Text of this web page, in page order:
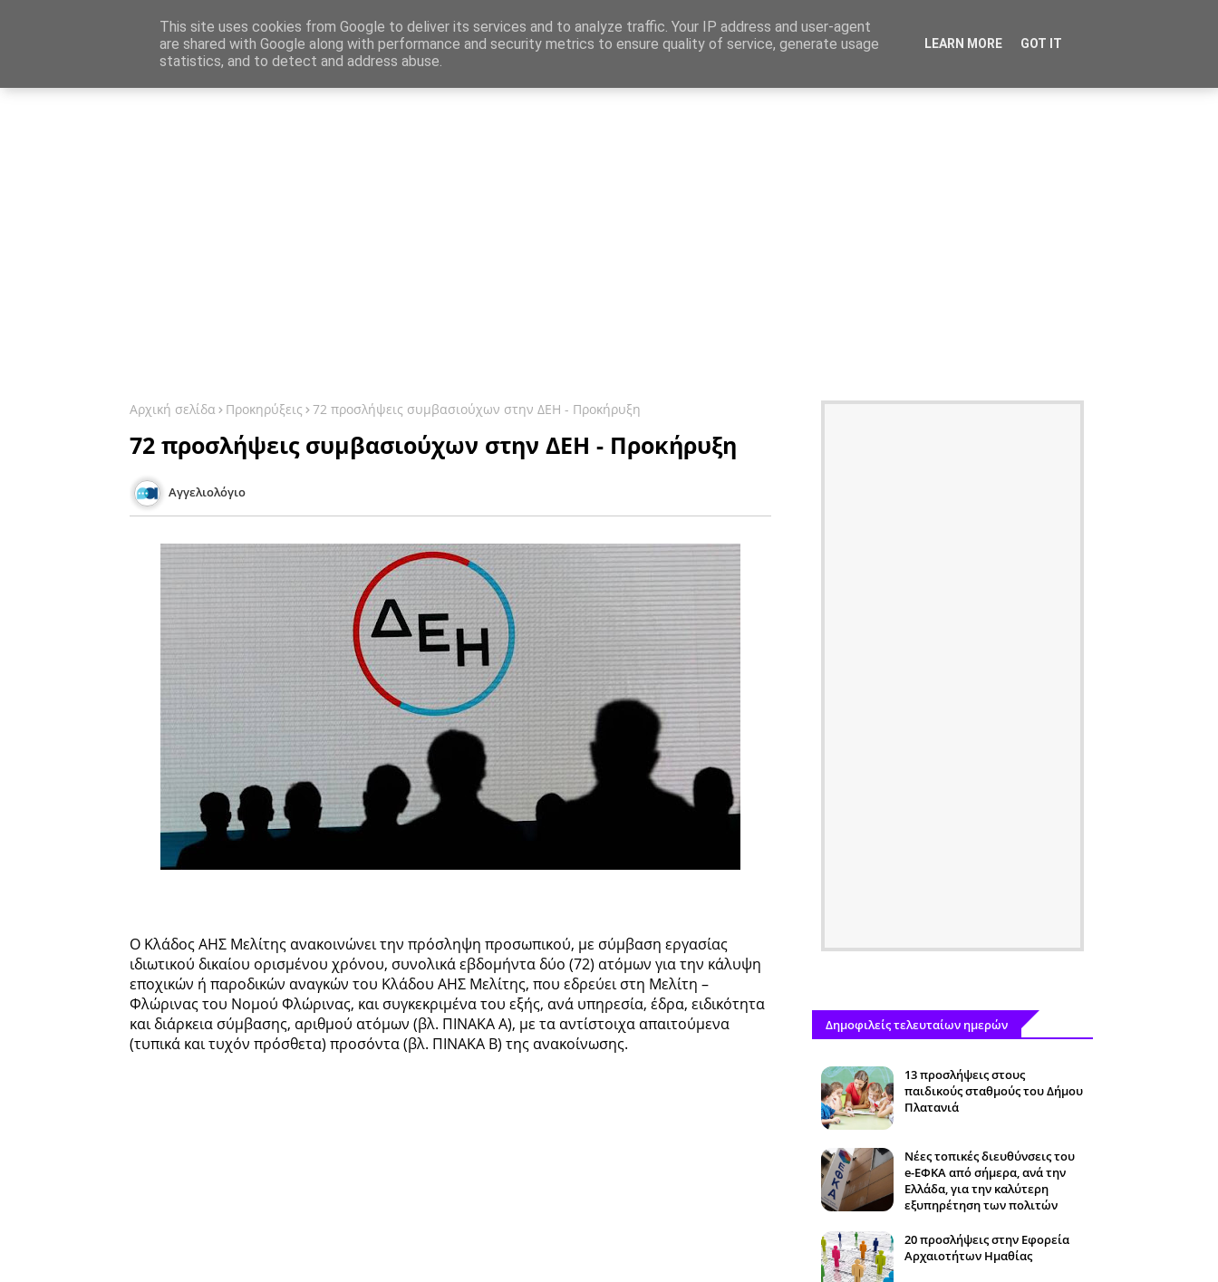
Καταχώρηση Αγγελίας Επικοινωνία Site Map
Ενημέρωση Αγγελίες Εργασίας
Αρχική σελίδα Προκηρύξεις 72 προσλήψεις συμβασιούχων στην ΔΕΗ - Προκήρυξη
72 προσλήψεις συμβασιούχων στην ΔΕΗ - Προκήρυξη
Αγγελιολόγιο
Ο Κλάδος ΑΗΣ Μελίτης ανακοινώνει την πρόσληψη προσωπικού, με σύμβαση εργασίας
ιδιωτικού δικαίου ορισμένου χρόνου, συνολικά εβδομήντα δύο (72) ατόμων για την κάλυψη
εποχικών ή παροδικών αναγκών του Κλάδου ΑΗΣ Μελίτης, που εδρεύει στη Μελίτη –
Φλώρινας του Νομού Φλώρινας, και συγκεκριμένα του εξής, ανά υπηρεσία, έδρα, ειδικότητα
και διάρκεια σύμβασης, αριθμού ατόμων (βλ. ΠΙΝΑΚΑ Α), με τα αντίστοιχα απαιτούμενα
(τυπικά και τυχόν πρόσθετα) προσόντα (βλ. ΠΙΝΑΚΑ Β) της ανακοίνωσης.
Δημοφιλείς τελευταίων ημερών
13 προσλήψεις στους
παιδικούς σταθμούς του Δήμου
Πλατανιά
Νέες τοπικές διευθύνσεις του
e-ΕΦΚΑ από σήμερα, ανά την
Ελλάδα, για την καλύτερη
εξυπηρέτηση των πολιτών
20 προσλήψεις στην Εφορεία
Αρχαιοτήτων Ημαθίας
This site uses cookies from Google to deliver its services and to analyze traffic. Your IP address and user-agent
are shared with Google along with performance and security metrics to ensure quality of service, generate usage
statistics, and to detect and address abuse.
LEARN MORE GOT IT